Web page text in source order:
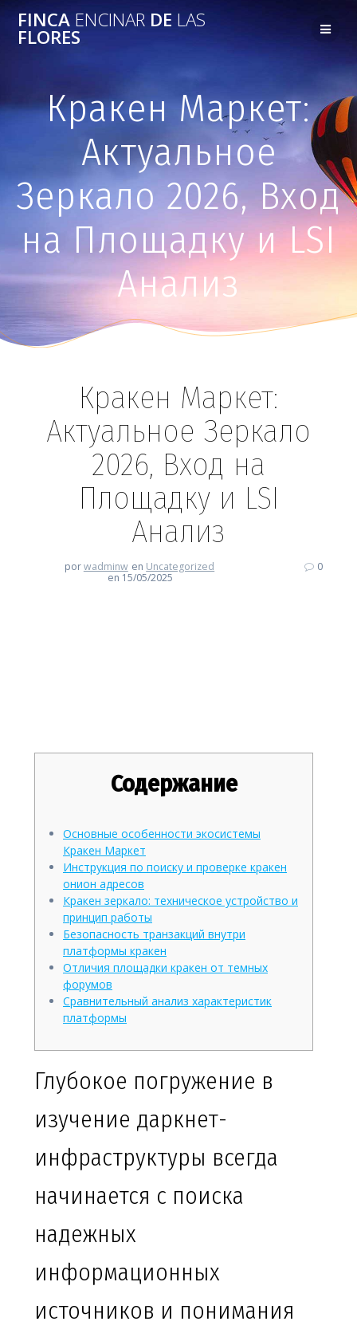
FINCA ENCINAR DE LAS
FLORES
Кракен Маркет:
Актуальное
Зеркало 2026, Вход
на Площадку и LSI
Анализ
Кракен Маркет:
Актуальное Зеркало
2026, Вход на
Площадку и LSI
Анализ
porwadminw en Uncategorized
en 15/05/2025
0
Содержание
Основные особенности экосистемы
Кракен Маркет
Инструкция по поиску и проверке кракен
онион адресов
Кракен зеркало: техническое устройство и
принцип работы
Безопасность транзакций внутри
платформы кракен
Отличия площадки кракен от темных
форумов
Сравнительный анализ характеристик
платформы
Глубокое погружение в
изучение даркнет-
инфраструктуры всегда
начинается с поиска
надежных
информационных
источников и понимания